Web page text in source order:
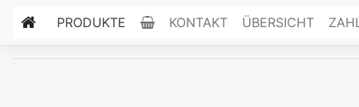
PRODUKTE KONTAKT ÜBERSICHT